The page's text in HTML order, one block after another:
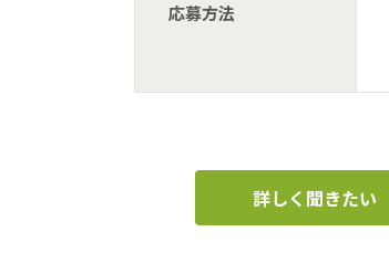
応募方法
詳しく聞きたい